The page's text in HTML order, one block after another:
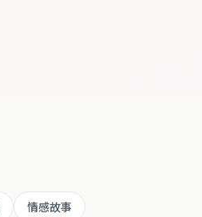
情感故事